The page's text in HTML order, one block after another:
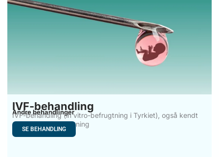
IVF-behandling
Andre behandlinger
IVF-behandling (in vitro-befrugtning i Tyrkiet), også kendt
som in vitro-befrugtning
SE BEHANDLING